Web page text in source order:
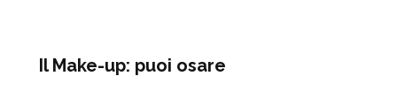
Il Make-up: puoi osare